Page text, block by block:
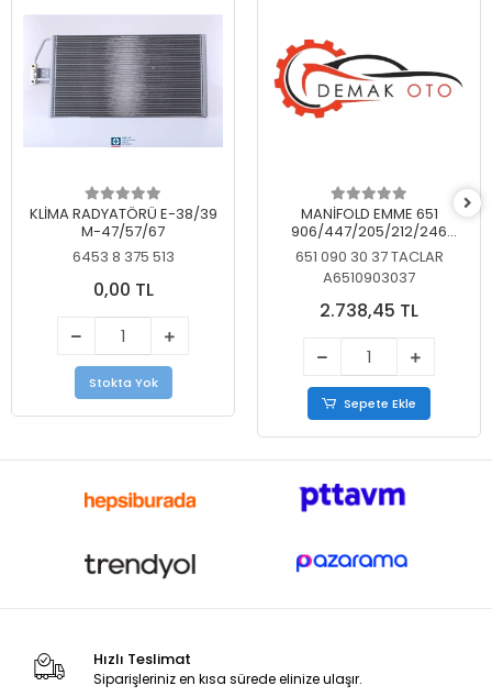
KLİMA RADYATÖRÜ E-38/39
M-47/57/67
6453 8 375 513
0,00 TL
Stokta Yok
MANİFOLD EMME 651
906/447/205/212/246
KELEBEKSİZ
651 090 30 37 TACLAR
A6510903037
2.738,45 TL
Sepete Ekle
Hızlı Teslimat
Siparişleriniz en kısa sürede elinize ulaşır.